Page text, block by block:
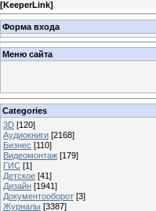
[KeeperLink]
Форма входа
Меню сайта
Categories
3D [120]
Аудиокниги [2168]
Бизнес [110]
Видеомонтаж [179]
ГИС [1]
Детское [41]
Дизайн [1941]
Документооборот [3]
Журналы [3387]